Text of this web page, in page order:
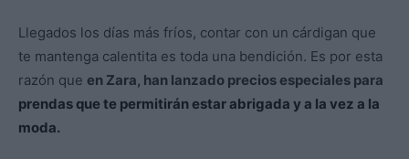
Llegados los días más fríos, contar con un cárdigan que
te mantenga calentita es toda una bendición. Es por esta
razón que en Zara, han lanzado precios especiales para
prendas que te permitirán estar abrigada y a la vez a la
moda.